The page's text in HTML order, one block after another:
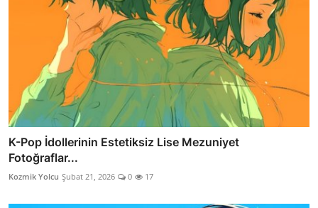
K-Pop İdollerinin Estetiksiz Lise Mezuniyet
Fotoğraflar...
Kozmik Yolcu Şubat 21, 2026 0 17